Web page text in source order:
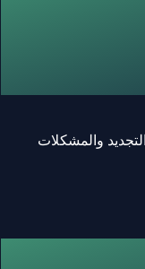
والمشكلات